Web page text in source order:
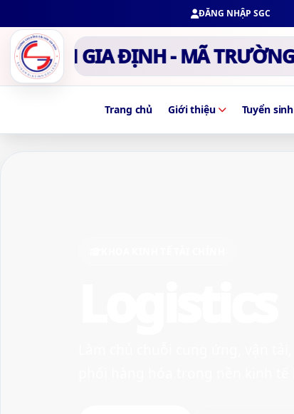
ĐĂNG NHẬP SGC
GIA ĐỊNH - MÃ TRƯỜNG D53
Trang chủ Giới thiệu Tuyển sinh